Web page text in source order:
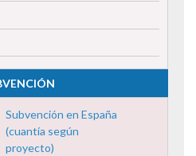
Subvención en España
(cuantía según
proyecto)